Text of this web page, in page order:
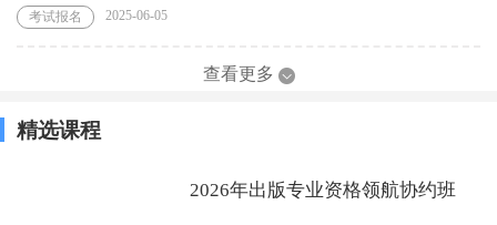
考试报名 2025-06-05
查看更多
精选课程
2026年出版专业资格领航协约班